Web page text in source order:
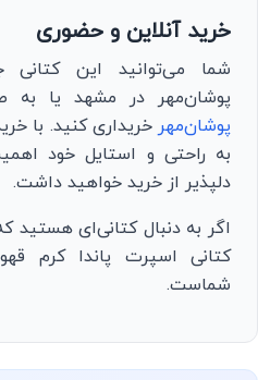
خرید آنلاین و حضوری
شما می‌توانید این کتانی
پوشان‌مهر در مشهد یا به
پوشان‌مهر خریداری کنید. با
به راحتی و استایل خود
دلپذیر از خرید خواهید داشت.
اگر به دنبال کتانی‌ای هستید
کتانی اسپرت پاندا کرم
شماست.